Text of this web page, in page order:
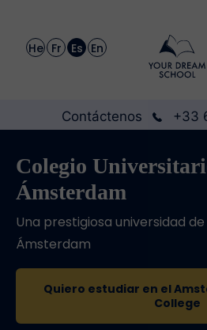
He Fr Es En
Contáctenos +33
Colegio
Ámsterdam
Una prestigiosa universidad
Ámsterdam
Quiero estudiar en el
College